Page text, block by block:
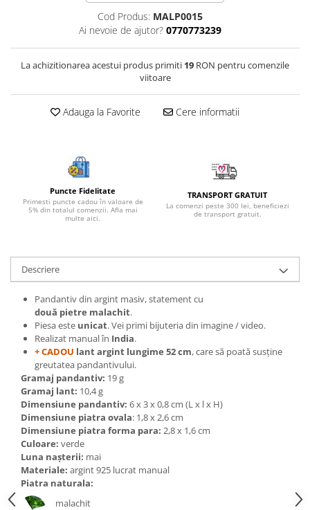
Bijuterii piatra lunii
Bijuterii piatra soarelui
Bijuterii rubin
Bijuterii sidef si abalone
Bijuterii spinel
Bijuterii topaz
Bijuterii turcoaz
Bijuterii turmaline
Bijuterii morganit
Cod Produs: MALP0015
Ai nevoie de ajutor? 0770773239
La achizitionarea acestui produs primiti 19 RON pentru comenzile
viitoare
Adauga la Favorite Cere informatii
Puncte Fidelitate
Primesti puncte cadou în valoare de
5% din totalul comenzii. Afla mai
multe aici.
TRANSPORT GRATUIT
La comenzi peste 300 lei, beneficiezi
de transport gratuit.
Descriere
Pandantiv din argint masiv, statement cu
două pietre malachit.
Piesa este unicat. Vei primi bijuteria din imagine / video.
Realizat manual în India.
+ CADOU lant argint lungime 52 cm, care să poată susține
greutatea pandantivului.
Gramaj pandantiv: 19 g
Gramaj lant: 10,4 g
Dimensiune pandantiv: 6 x 3 x 0,8 cm (L x l x H)
Dimensiune piatra ovala: 1,8 x 2,6 cm
Dimensiune piatra forma para: 2,8 x 1,6 cm
Culoare: verde
Luna nașterii: mai
Materiale: argint 925 lucrat manual
Piatra naturala:
malachit